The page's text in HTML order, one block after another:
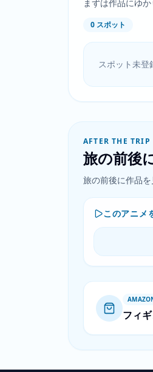
まずは作品にゆ
0 スポット
スポット未登
AFTER THE TRIP
旅の前後
旅の前後に作品
このアニメ
フィ